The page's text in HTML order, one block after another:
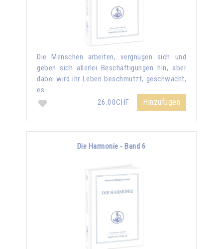
Die Menschen arbeiten, vergnügen sich und
geben sich allerlei Beschäftigungen hin, aber
dabei wird ihr Leben beschmutzt, geschwächt,
es …
26.00CHF
Hinzufügen
Die Harmonie - Band 6